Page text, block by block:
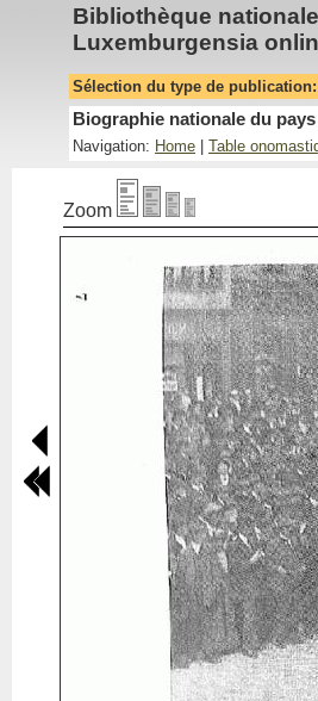
Bibliothèque
Luxemburgensia
Sélection du type de publication:
Biographie nationale du
Navigation: Home Table
Zoom